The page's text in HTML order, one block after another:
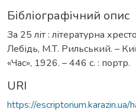
Бібліографічний опис
За 25 літ : літературна
Лебідь, М.Т. Рильський. –
«Час», 1926. – 446 с. : портр.
URI
https://